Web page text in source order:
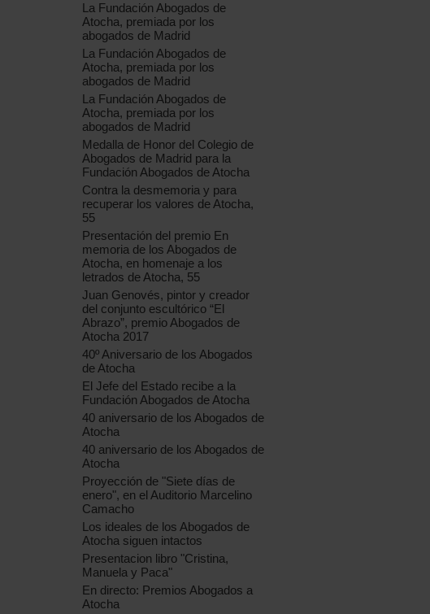
La Fundación Abogados de
Atocha, premiada por los
abogados de Madrid
La Fundación Abogados de
Atocha, premiada por los
abogados de Madrid
La Fundación Abogados de
Atocha, premiada por los
abogados de Madrid
Medalla de Honor del Colegio de
Abogados de Madrid para la
Fundación Abogados de Atocha
Contra la desmemoria y para
recuperar los valores de Atocha,
55
Presentación del premio En
memoria de los Abogados de
Atocha, en homenaje a los
letrados de Atocha, 55
Juan Genovés, pintor y creador
del conjunto escultórico “El
Abrazo”, premio Abogados de
Atocha 2017
40º Aniversario de los Abogados
de Atocha
El Jefe del Estado recibe a la
Fundación Abogados de Atocha
40 aniversario de los Abogados de
Atocha
40 aniversario de los Abogados de
Atocha
Proyección de "Siete días de
enero", en el Auditorio Marcelino
Camacho
Los ideales de los Abogados de
Atocha siguen intactos
Presentacion libro "Cristina,
Manuela y Paca"
En directo: Premios Abogados a
Atocha